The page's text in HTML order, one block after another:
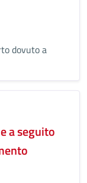
dovuto a
a seguito